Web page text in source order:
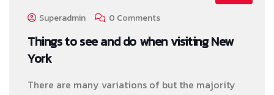
Superadmin 0 Comments
Things to see and do when visiting New
York
There are many variations of but the majority